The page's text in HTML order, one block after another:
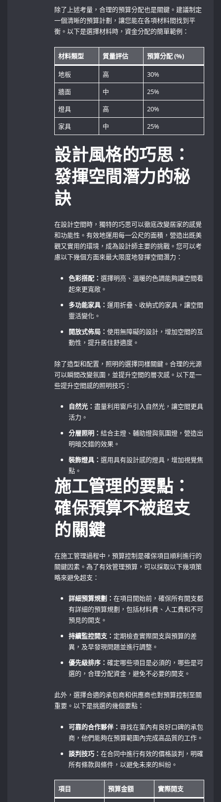
除了上述考量，合理的預算分配也是關鍵。建議制定
一個清晰的預算計劃，讓您能在各項材料間找到平
衡。以下是選擇材料時，資金分配的簡單範例：
材料類型 質量評估 預算分配 (%)
地板 高
30%
牆面
中
25%
燈具
高
20%
家具
中 25%
設計風格的巧思：
發揮空間潛力的秘
訣
在設計空間時，獨特的巧思可以徹底改變居家的感覺
和功能性。有效地運用每一公尺的面積，營造出既美
觀又實用的環境，成為設計師主要的挑戰。您可以考
慮以下幾個方面來最大限度地發揮空間潛力：
色彩搭配：選擇明亮、溫暖的色調能夠讓空間看
起來更寬敞。
多功能家具：運用折疊、收納式的家具，讓空間
靈活變化。
開放式佈局：使用無障礙的設計，增加空間的互
動性，提升居住舒適度。
除了造型和配置，照明的選擇同樣關鍵。合理的光源
可以瞬間改變氛圍，並提升空間的層次感。以下是一
些提升空間感的照明技巧：
自然光：盡量利用窗戶引入自然光，讓空間更具
活力。
分層照明：結合主燈、輔助燈與氛圍燈，營造出
明暗交錯的效果。
裝飾燈具：選用具有設計感的燈具，增加視覺焦
點。
施工管理的要點：
確保預算不被超支
的關鍵
在施工管理過程中，預算控制是確保項目順利進行的
關鍵因素。為了有效管理預算，可以採取以下幾項策
略來避免超支：
詳細預算規劃：在項目開始前，確保所有開支都
有詳細的預算規劃，包括材料費、人工費和不可
預見的開支。
持續監控開支： 定期檢查實際開支與預算的差
異，及早發現問題並進行調整。
優先級排序：確定哪些項目是必須的，哪些是可
選的，合理分配資金，避免不必要的開支。
此外，選擇合適的承包商和供應商也對預算控制至關
重要。以下是挑選的幾個要點：
可靠的合作夥伴：尋找在業內有良好口碑的承包
商，他們能夠在預算範圍內完成高品質的工作。
談判技巧：在合同中進行有效的價格談判，明確
所有條款與條件，以避免未來的糾紛。
項目 預算金額 實際開支